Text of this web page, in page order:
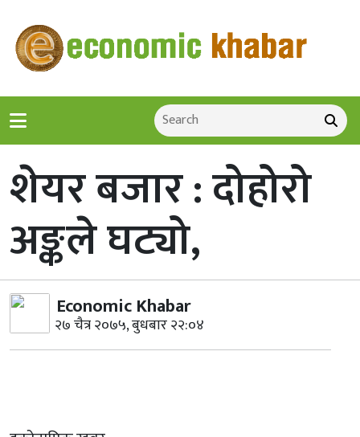
शेयर बजार : दोहोरो
अङ्कले घट्यो,
Economic Khabar
२७ चैत्र २०७५, बुधबार २२:०४